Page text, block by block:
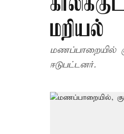
மறியல்
மணப்பாறையில்
ஈடுபட்டனர்.